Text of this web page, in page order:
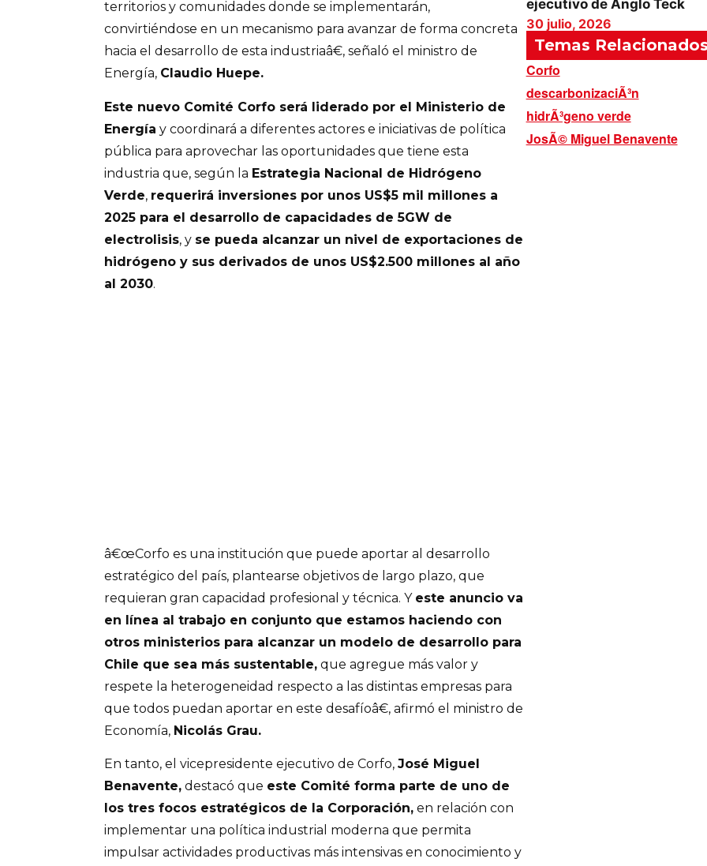
territorios y comunidades donde se implementarán,
convirtiéndose en un mecanismo para avanzar de forma concreta
hacia el desarrollo de esta industriaâ€, señaló el ministro de
Energía, Claudio Huepe.
Este nuevo Comité Corfo será liderado por el Ministerio de
Energía y coordinará a diferentes actores e iniciativas de política
pública para aprovechar las oportunidades que tiene esta
industria que, según la Estrategia Nacional de Hidrógeno
Verde, requerirá inversiones por unos US$5 mil millones a
2025 para el desarrollo de capacidades de 5GW de
electrolisis, y se pueda alcanzar un nivel de exportaciones de
hidrógeno y sus derivados de unos US$2.500 millones al año
al 2030.
â€œCorfo es una institución que puede aportar al desarrollo
estratégico del país, plantearse objetivos de largo plazo, que
requieran gran capacidad profesional y técnica. Y este anuncio va
en línea al trabajo en conjunto que estamos haciendo con
otros ministerios para alcanzar un modelo de desarrollo para
Chile que sea más sustentable, que agregue más valor y
respete la heterogeneidad respecto a las distintas empresas para
que todos puedan aportar en este desafíoâ€, afirmó el ministro de
Economía, Nicolás Grau.
En tanto, el vicepresidente ejecutivo de Corfo, José Miguel
Benavente, destacó que este Comité forma parte de uno de
los tres focos estratégicos de la Corporación, en relación con
implementar una política industrial moderna que permita
impulsar actividades productivas más intensivas en conocimiento y
ejecutivo de Anglo Teck
30 julio, 2026
Temas Relacionados
Corfo
descarbonizaciÃ³n
hidrÃ³geno verde
JosÃ© Miguel Benavente